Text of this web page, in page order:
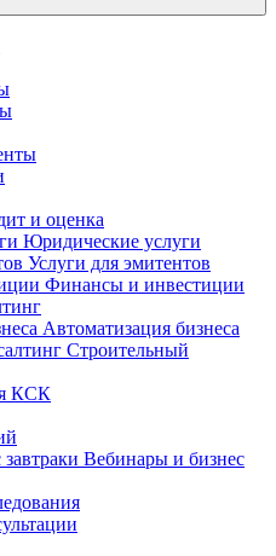
и оценка
Юридические услуги
Услуги для эмитентов
Финансы и инвестиции
Автоматизация бизнеса
Строительный
КСК
Вебинары и бизнес